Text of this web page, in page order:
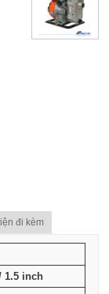
đi kèm
1.5 inch